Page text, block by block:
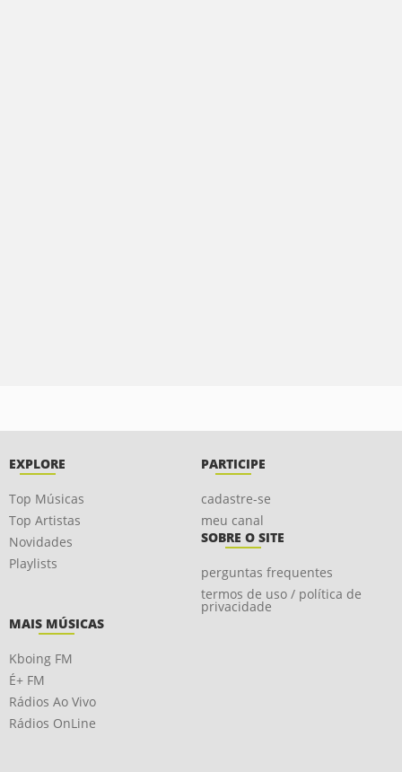
EXPLORE
Top Músicas
Top Artistas
Novidades
Playlists
PARTICIPE
cadastre-se
meu canal
SOBRE O SITE
perguntas frequentes
termos de uso / política de
privacidade
MAIS MÚSICAS
Kboing FM
É+ FM
Rádios Ao Vivo
Rádios OnLine